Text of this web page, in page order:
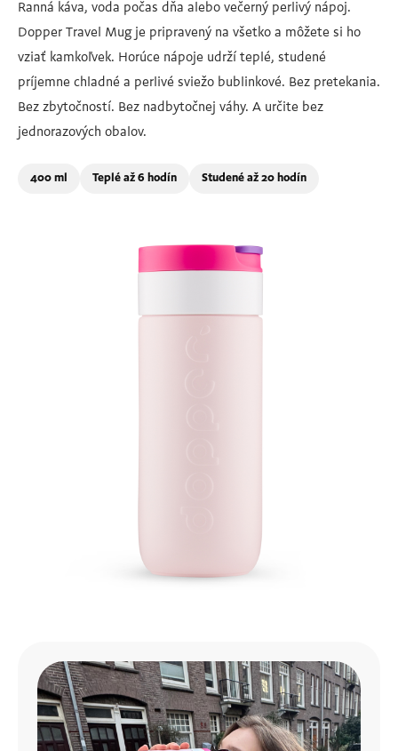
Ranná káva, voda počas dňa alebo večerný perlivý nápoj.
Dopper Travel Mug je pripravený na všetko a môžete si ho
vziať kamkoľvek. Horúce nápoje udrží teplé, studené
príjemne chladné a perlivé sviežo bublinkové. Bez pretekania.
Bez zbytočností. Bez nadbytočnej váhy. A určite bez
jednorazových obalov.
400 ml Teplé až 6 hodín Studené až 20 hodín